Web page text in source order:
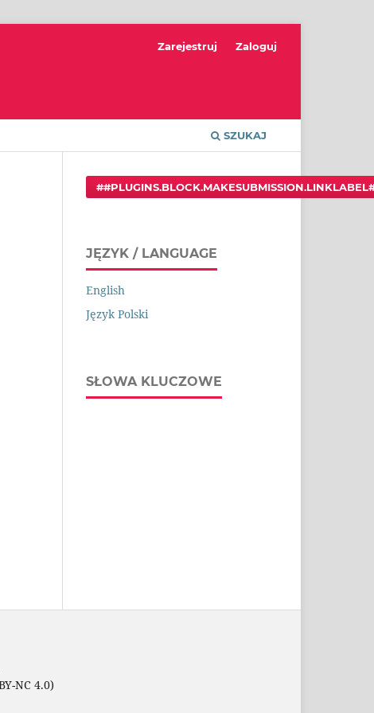
SZUKAJ
Zarejestruj Zaloguj
JĘZYK / LANGUAGE
English
Język Polski
SŁOWA KLUCZOWE
NC 4.0)